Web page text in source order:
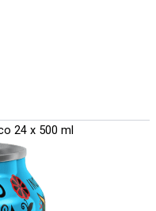
24 x 500 ml